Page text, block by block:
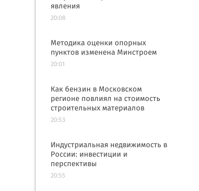
явления
20:08
Методика оценки опорных
пунктов изменена Минстроем
20:01
Как бензин в Московском
регионе повлиял на стоимость
строительных материалов
20:53
Индустриальная недвижимость в
России: инвестиции и
перспективы
20:55